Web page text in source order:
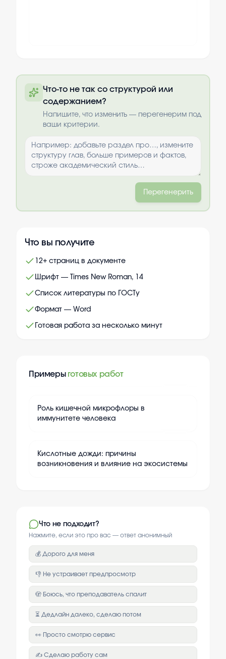
оплаты
Что-то не так со структурой или
содержанием?
Напишите, что изменить — перегенерим под
ваши критерии.
Перегенерить
Что вы получите
12+ страниц в документе
Шрифт — Times New Roman, 14
Список литературы по ГОСТу
Формат — Word
Готовая работа за несколько минут
Примеры готовых работ
Роль кишечной микрофлоры в
иммунитете человека
Кислотные дожди: причины
возникновения и влияние на экосистемы
Что не подходит?
Нажмите, если это про вас — ответ анонимный
💰 Дорого для меня
👎 Не устраивает предпросмотр
🫣 Боюсь, что преподаватель спалит
⏳ Дедлайн далеко, сделаю потом
👀 Просто смотрю сервис
✍️ Сделаю работу сам